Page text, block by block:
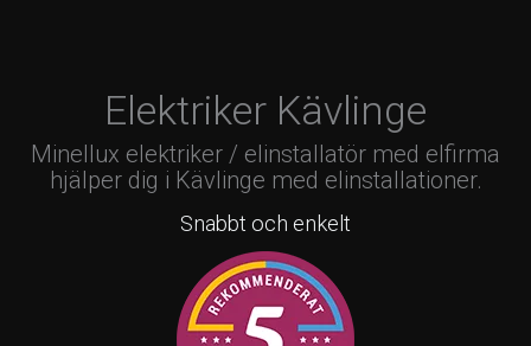
Elektriker Kävlinge
Minellux elektriker / elinstallatör med elfirma
hjälper dig i Kävlinge med elinstallationer.
Snabbt och enkelt